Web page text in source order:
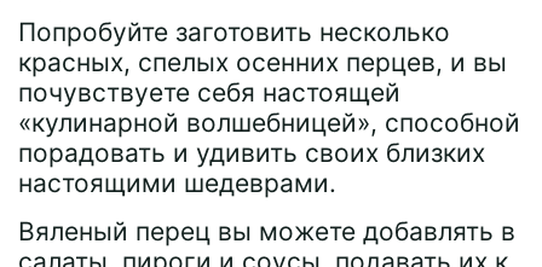
Попробуйте заготовить несколько
красных, спелых осенних перцев, и вы
почувствуете себя настоящей
«кулинарной волшебницей», способной
порадовать и удивить своих близких
настоящими шедеврами.
Вяленый перец вы можете добавлять в